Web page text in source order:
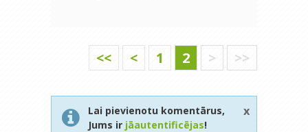
<< < 1 2 > >>
Lai pievienotu komentārus,
Jums ir jāautentificējas!
x